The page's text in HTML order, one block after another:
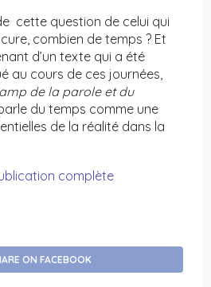
cette question de celui qui
combien de temps ? Et
d’un texte qui a été
au cours de ces journées,
de la parole et du
du temps comme une
de la réalité dans la
complète
ON FACEBOOK